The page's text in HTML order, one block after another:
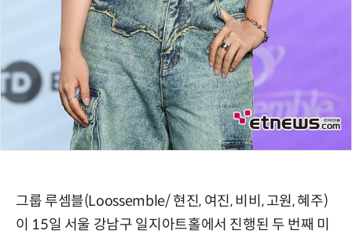
그룹 루셈블(Loossemble/ 현진, 여진, 비비, 고원, 혜주)
이 15일 서울 강남구 일지아트홀에서 진행된 두 번째 미